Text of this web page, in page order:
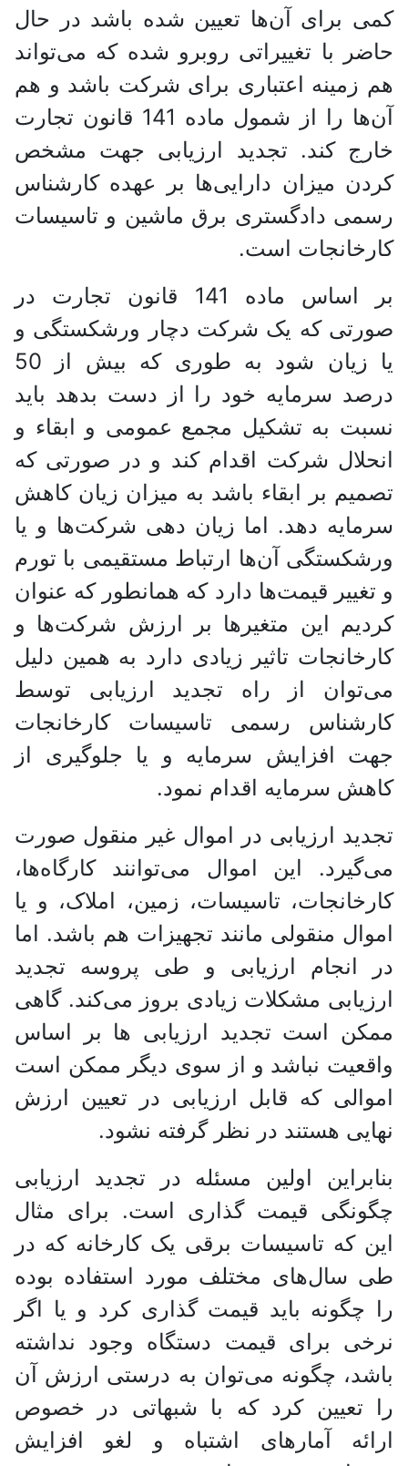
کمی برای آن‌ها تعیین شده باشد در حال
حاضر با تغییراتی روبرو شده که می‌تواند
هم زمینه اعتباری برای شرکت باشد و هم
آن‌ها را از شمول ماده 141 قانون تجارت
خارج کند. تجدید ارزیابی جهت مشخص
کردن میزان دارایی‌ها بر عهده کارشناس
رسمی دادگستری برق ماشین و تاسیسات
کارخانجات است.
بر اساس ماده 141 قانون تجارت در
صورتی که یک شرکت دچار ورشکستگی و
یا زیان شود به طوری که بیش از 50
درصد سرمایه خود را از دست بدهد باید
نسبت به تشکیل مجمع عمومی و ابقاء و
انحلال شرکت اقدام کند و در صورتی که
تصمیم بر ابقاء باشد به میزان زیان کاهش
سرمایه دهد. اما زیان دهی شرکت‌ها و یا
ورشکستگی آن‌ها ارتباط مستقیمی با تورم
و تغییر قیمت‌ها دارد که همانطور که عنوان
کردیم این متغیر‌ها بر ارزش شرکت‌ها و
کارخانجات تاثیر زیادی دارد به همین دلیل
می‌توان از راه تجدید ارزیابی توسط
کارشناس رسمی تاسیسات کارخانجات
جهت افزایش سرمایه و یا جلوگیری از
کاهش سرمایه اقدام نمود.
تجدید ارزیابی در اموال غیر منقول صورت
می‌گیرد. این اموال می‌توانند کارگاه‌ها،
کارخانجات، تاسیسات، زمین، املاک، و یا
اموال منقولی مانند تجهیزات هم باشد. اما
در انجام ارزیابی و طی پروسه تجدید
ارزیابی مشکلات زیادی بروز می‌کند. گاهی
ممکن است تجدید ارزیابی ‌ها بر اساس
واقعیت نباشد و از سوی دیگر ممکن است
اموالی که قابل ارزیابی در تعیین ارزش
نهایی هستند در نظر گرفته نشود.
بنابراین اولین مسئله در تجدید ارزیابی
چگونگی قیمت گذاری است. برای مثال
این که تاسیسات برقی یک کارخانه که در
طی سال‌های مختلف مورد استفاده بوده
را چگونه باید قیمت گذاری کرد و یا اگر
نرخی برای قیمت دستگاه وجود نداشته
باشد، چگونه می‌توان به درستی ارزش آن
را تعیین کرد که با شبهاتی در خصوص
ارائه آمار‌های اشتباه و لغو افزایش